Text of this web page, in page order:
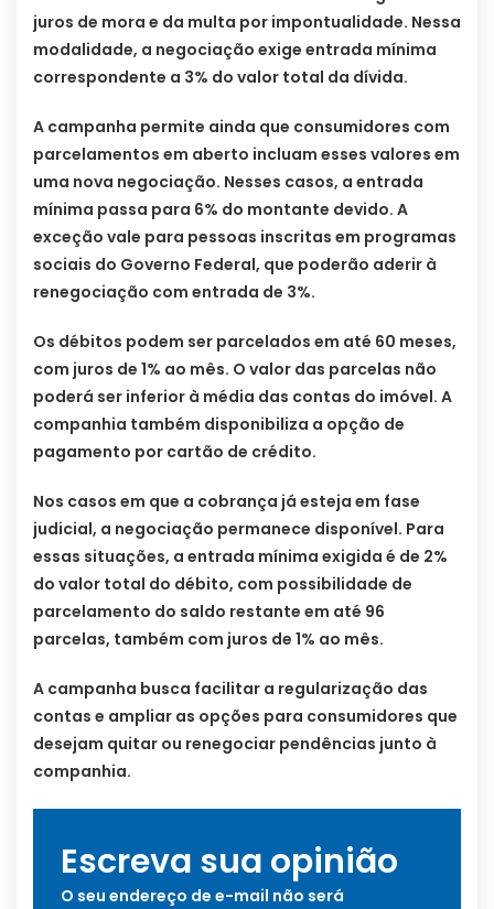
juros de mora e da multa por impontualidade. Nessa
modalidade, a negociação exige entrada mínima
correspondente a 3% do valor total da dívida.
A campanha permite ainda que consumidores com
parcelamentos em aberto incluam esses valores em
uma nova negociação. Nesses casos, a entrada
mínima passa para 6% do montante devido. A
exceção vale para pessoas inscritas em programas
sociais do Governo Federal, que poderão aderir à
renegociação com entrada de 3%.
Os débitos podem ser parcelados em até 60 meses,
com juros de 1% ao mês. O valor das parcelas não
poderá ser inferior à média das contas do imóvel. A
companhia também disponibiliza a opção de
pagamento por cartão de crédito.
Nos casos em que a cobrança já esteja em fase
judicial, a negociação permanece disponível. Para
essas situações, a entrada mínima exigida é de 2%
do valor total do débito, com possibilidade de
parcelamento do saldo restante em até 96
parcelas, também com juros de 1% ao mês.
A campanha busca facilitar a regularização das
contas e ampliar as opções para consumidores que
desejam quitar ou renegociar pendências junto à
companhia.
Escreva sua opinião
O seu endereço de e-mail não será